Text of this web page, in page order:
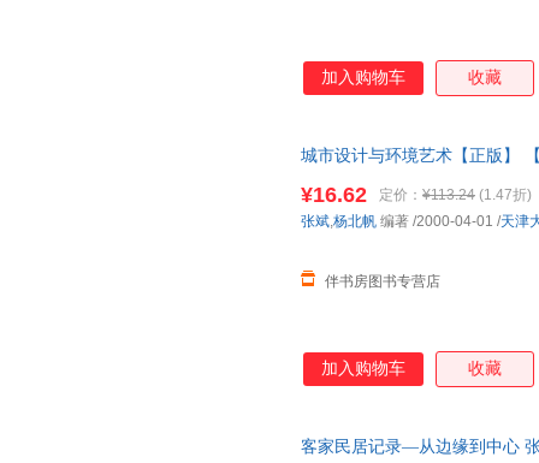
加入购物车 收藏
城市设计与环境艺术【正版】
¥16.62 定价： ¥113.24 (1.47折)
伴书房图书专营店
张斌,杨北帆 编著 /2000-04-01 /天津
加入购物车 收藏
客家民居记录—从边缘到中心